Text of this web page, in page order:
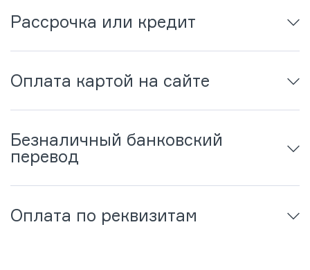
Рассрочка или кредит
Оплата картой на сайте
Безналичный банковский
перевод
Оплата по реквизитам